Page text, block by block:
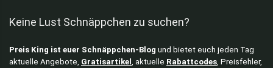
Keine Lust Schnäppchen zu suchen?
Preis King ist euer Schnäppchen-Blog und bietet euch jeden Tag
aktuelle Angebote, Gratisartikel , aktuelle Rabattcodes , Preisfehler,